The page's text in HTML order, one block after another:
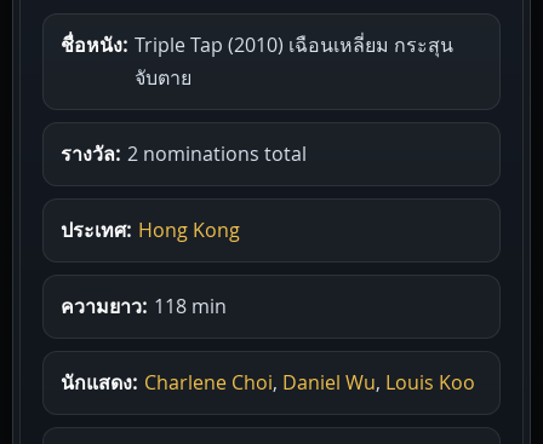
ชื่อหนัง: Triple Tap (2010) เฉือนเหลี่ยม กระสุน
จับตาย
รางวัล: 2 nominations total
ประเทศ: Hong Kong
ความยาว: 118 min
นักแสดง: Charlene Choi, Daniel Wu, Louis Koo